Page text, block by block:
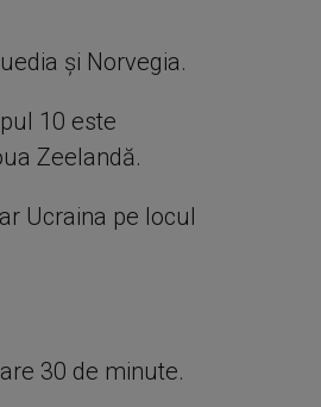
și Norvegia.
10 este
Zeelandă.
Ucraina pe locul
30 de minute.